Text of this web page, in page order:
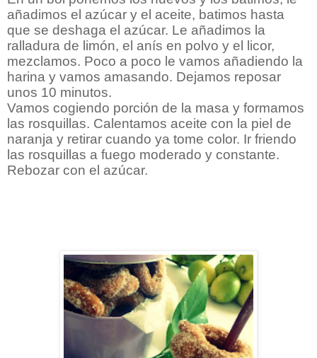
añadimos el azúcar y el aceite, batimos hasta
que se deshaga el azúcar. Le añadimos la
ralladura de limón, el anís en polvo y el licor,
mezclamos. Poco a poco le vamos añadiendo la
harina y vamos amasando. Dejamos reposar
unos 10 minutos.
Vamos cogiendo porción de la masa y formamos
las rosquillas. Calentamos aceite con la piel de
naranja y retirar cuando ya tome color. Ir friendo
las rosquillas a fuego moderado y constante.
Rebozar con el azúcar.